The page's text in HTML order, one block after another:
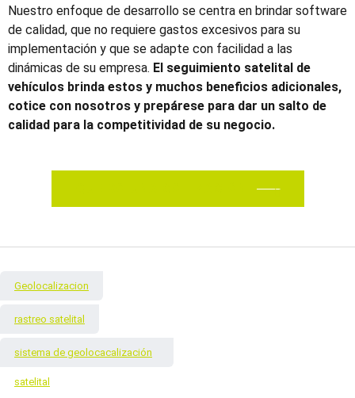
Nuestro enfoque de desarrollo se centra en brindar software
de calidad, que no requiere gastos excesivos para su
implementación y que se adapte con facilidad a las
dinámicas de su empresa. El seguimiento satelital de
vehículos brinda estos y muchos beneficios adicionales,
cotice con nosotros y prepárese para dar un salto de
calidad para la competitividad de su negocio.
Geolocalizacion
rastreo satelital
sistema de geolocacalización
satelital